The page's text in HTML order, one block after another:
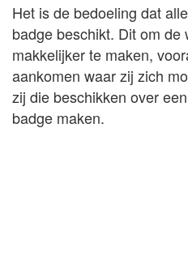
Het is de bedoeling dat
badge beschikt. Dit om de
makkelijker te maken,
aankomen waar zij zich
zij die beschikken over
badge maken.